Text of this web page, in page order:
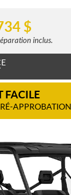
$
inclus.
FACILE
APPROBATION